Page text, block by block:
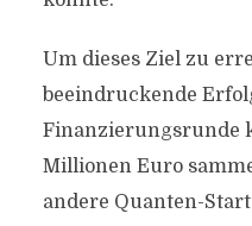
Um dieses Ziel zu
beeindruckende
Finanzierungsrunde
Millionen Euro
andere Quanten-